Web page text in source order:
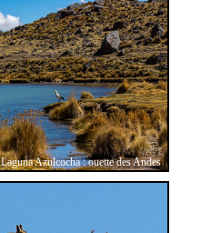
Laguna Azulcocha : ouette des Andes